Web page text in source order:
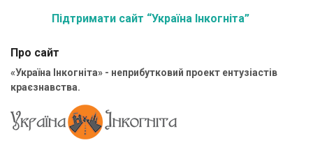
Підтримати сайт “Україна Інкогніта”
Про сайт
«Україна Інкогніта» - неприбутковий проект ентузіастів
краєзнавства.